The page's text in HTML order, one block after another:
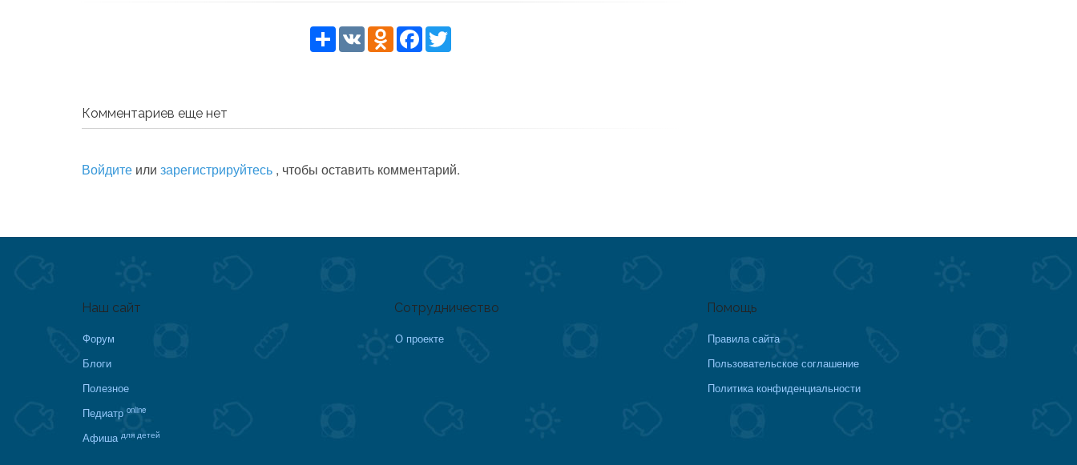
ShareVK Odnoklassniki
Facebook
Twitter
Комментариев еще нет
Войдите или зарегистрируйтесь , чтобы оставить комментарий.
Наш сайт
Форум
Блоги
Полезное
Педиатр online
Афиша для детей
Сотрудничество
О проекте
Помощь
Правила сайта
Пользовательское соглашение
Политика конфиденциальности